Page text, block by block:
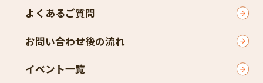
よくあるご質問
お問い合わせ後の流れ
イベント一覧